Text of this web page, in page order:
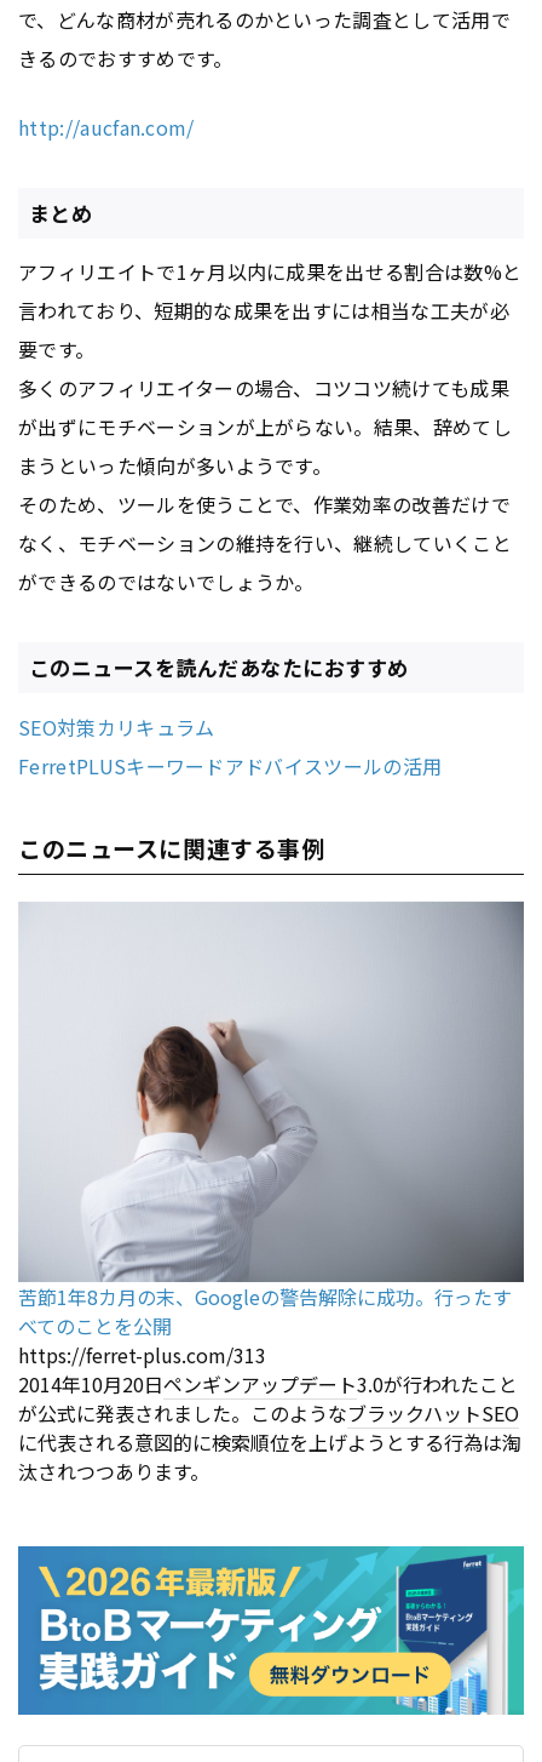
で、どんな商材が売れるのかといった調査として活用で
きるのでおすすめです。
http://aucfan.com/
まとめ
アフィリエイトで1ヶ月以内に成果を出せる割合は数%と
言われており、短期的な成果を出すには相当な工夫が必
要です。
多くのアフィリエイターの場合、コツコツ続けても成果
が出ずにモチベーションが上がらない。結果、辞めてし
まうといった傾向が多いようです。
そのため、ツールを使うことで、作業効率の改善だけで
なく、モチベーションの維持を行い、継続していくこと
ができるのではないでしょうか。
このニュースを読んだあなたにおすすめ
SEO対策カリキュラム
FerretPLUSキーワードアドバイスツールの活用
このニュースに関連する事例
苦節1年8カ月の末、Googleの警告解除に成功。行ったす
べてのことを公開
https://ferret-plus.com/313
2014年10月20日ペンギンアップデート3.0が行われたこと
が公式に発表されました。このようなブラックハットSEO
に代表される意図的に検索順位を上げようとする行為は淘
汰されつつあります。